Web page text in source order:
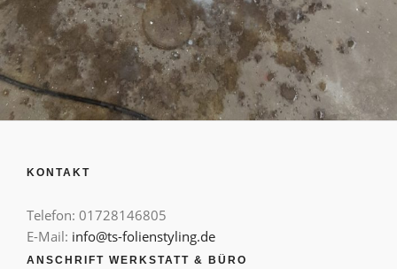
KONTAKT
Telefon: 01728146805
E-Mail: info@ts-folienstyling.de
ANSCHRIFT WERKSTATT & BÜRO